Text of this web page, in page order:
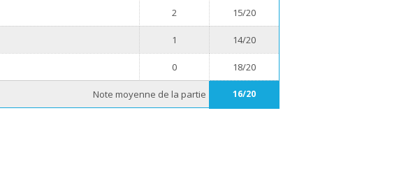
2 15/20
1 14/20
0 18/20
Note moyenne de la partie 16/20